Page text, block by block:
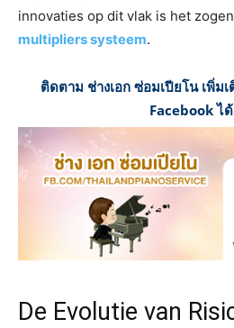
innovaties op dit vlak is het
multipliers systeem.
ติดตาม ช่างเอก ซ่อมเปียโน เพิ่ม
Facebook ได้
De Evolutie van